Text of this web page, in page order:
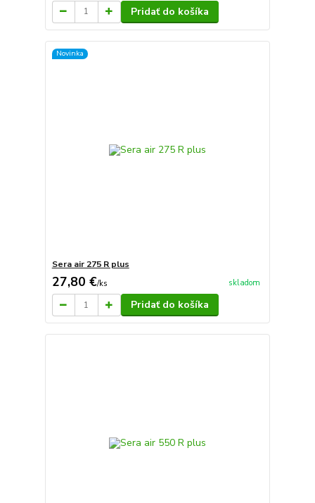
Pridať do košíka
Novinka
Sera air 275 R plus
27,80 €/ks skladom
Pridať do košíka